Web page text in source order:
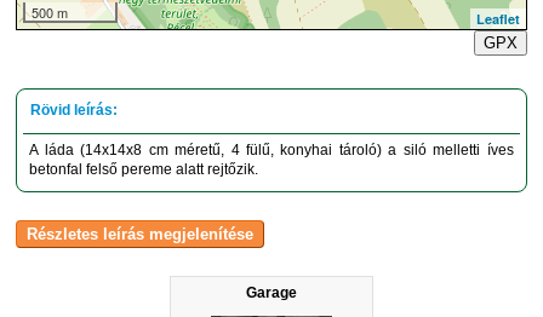
Garage
500 m
Leaflet
GPX
A láda (14x14x8 cm méretű, 4 fülű, konyhai tároló) a siló melletti íves
betonfal felső pereme alatt rejtőzik.